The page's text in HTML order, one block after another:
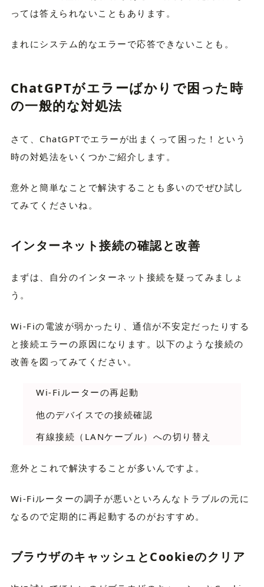
っては答えられないこともあります。
まれにシステム的なエラーで応答できないことも。
ChatGPTがエラーばかりで困った時
の一般的な対処法
さて、ChatGPTでエラーが出まくって困った！という
時の対処法をいくつかご紹介します。
意外と簡単なことで解決することも多いのでぜひ試し
てみてくださいね。
インターネット接続の確認と改善
まずは、自分のインターネット接続を疑ってみましょ
う。
Wi-Fiの電波が弱かったり、通信が不安定だったりする
と接続エラーの原因になります。以下のような接続の
改善を図ってみてください。
Wi-Fiルーターの再起動
他のデバイスでの接続確認
有線接続（LANケーブル）への切り替え
意外とこれで解決することが多いんですよ。
Wi-Fiルーターの調子が悪いといろんなトラブルの元に
なるので定期的に再起動するのがおすすめ。
ブラウザのキャッシュとCookieのクリア